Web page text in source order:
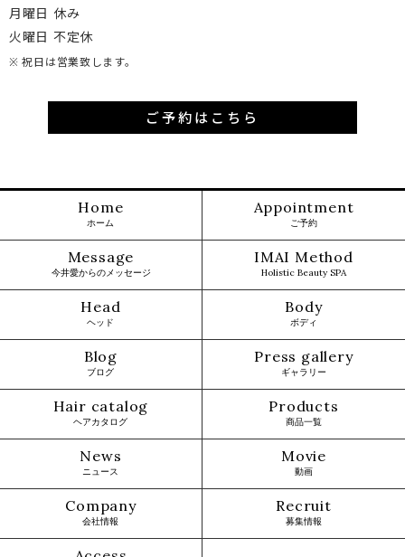
月曜日 休み
火曜日 不定休
※ 祝日は営業致します。
ご予約はこちら
Home
ホーム
Appointment
ご予約
Message
今井愛からのメッセージ
IMAI Method
Holistic Beauty SPA
Head
ヘッド
Body
ボディ
Blog
ブログ
Press gallery
ギャラリー
Hair catalog
ヘアカタログ
Products
商品一覧
News
ニュース
Movie
動画
Company
会社情報
Recruit
募集情報